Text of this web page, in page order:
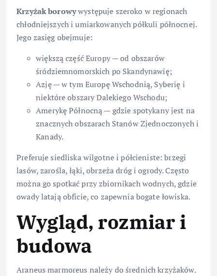
Krzyżak borowywystępuje szeroko w regionach
chłodniejszych i umiarkowanych półkuli północnej.
Jego zasięg obejmuje:
większą część Europy — od obszarów
śródziemnomorskich po Skandynawię;
Azję — w tym Europę Wschodnią, Syberię i
niektóre obszary Dalekiego Wschodu;
Amerykę Północną — gdzie spotykany jest na
znacznych obszarach Stanów Zjednoczonych i
Kanady.
Preferuje siedliska wilgotne i półcieniste: brzegi
lasów, zarośla, łąki, obrzeża dróg i ogrody. Często
można go spotkać przy zbiornikach wodnych, gdzie
owady latają obficie, co zapewnia bogate łowiska.
Wygląd, rozmiar i
budowa
Araneus marmoreus należy do średnich krzyżaków.